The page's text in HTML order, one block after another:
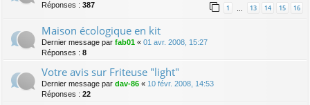
Réponses : 387 1 13 14 15 16
Maison écologique en kit
Dernier message par fab01 « 01 avr. 2008, 15:27
Réponses : 8
Votre avis sur Friteuse "light"
Dernier message par dav-86 « 10 févr. 2008, 14:53
Réponses : 22